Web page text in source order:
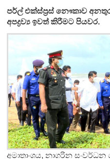
පර්ල් එක්ස්ප්‍රස් නෞකාව
අපද්‍රව්‍ය ඉවත් කිරීමට පියවර.
අමාතාංශය, නාගරින සංවර්ධන